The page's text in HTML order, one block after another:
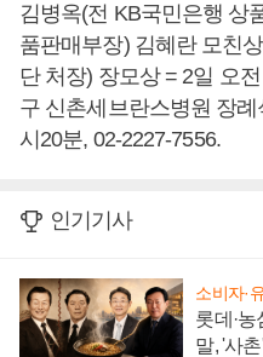
김병옥(전 KB국민은행 상
품판매부장) 김혜란 모친
단 처장) 장모상 = 2일 오
구 신촌세브란스병원 장
시20분, 02-2227-7556.
인기기사
소비자·
롯데·
말, '사